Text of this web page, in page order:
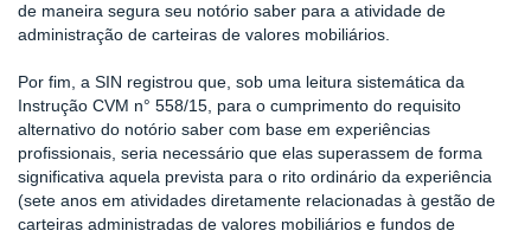
de maneira segura seu notório saber para a atividade de
administração de carteiras de valores mobiliários.
Por fim, a SIN registrou que, sob uma leitura sistemática da
Instrução CVM n° 558/15, para o cumprimento do requisito
alternativo do notório saber com base em experiências
profissionais, seria necessário que elas superassem de forma
significativa aquela prevista para o rito ordinário da experiência
(sete anos em atividades diretamente relacionadas à gestão de
carteiras administradas de valores mobiliários e fundos de